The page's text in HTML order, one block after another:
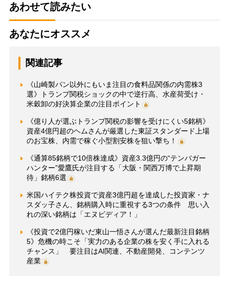
あわせて読みたい
あなたにオススメ
関連記事
《山崎製パン以外にもいま注目の食料品関係の内需株3
選》トランプ関税ショックの中で逆行高、水産荷受け・
米穀卸の好決算企業の注目ポイント
《億り人が選ぶトランプ関税の影響を受けにくい5銘柄》
資産4億円超のヘムさんが厳選した東証スタンダード上場
のお宝株、内需で稼ぐ小型割安株を狙い撃ち！
《通算85銘柄で10倍株達成》資産3.3億円の“テンバガー
ハンター”愛鷹氏が注目する「大阪・関西万博で上昇期
待」銘柄6選
米国ハイテク株投資で資産3億円超を達成した投資家・ナ
スダッ子さん、銘柄購入時に重視する3つの条件 思い入
れの深い銘柄は「エヌビディア！」
《投資で2億円稼いだ東山一悟さんが選んだ最新注目銘柄
5》危機の時こそ「実力のある企業の株を安く手に入れる
チャンス」 要注目はAI関連、不動産開発、コンテンツ
産業